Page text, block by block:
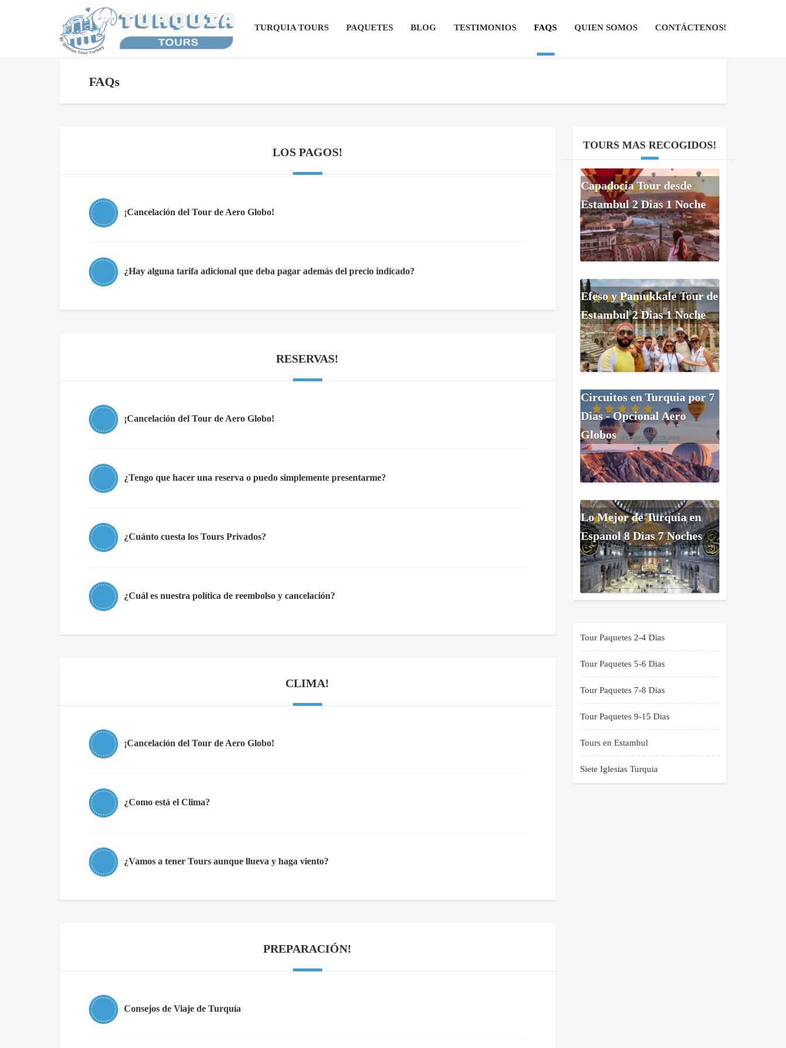
TURQUIA TOURS PAQUETES BLOG TESTIMONIOS FAQS QUIEN SOMOS CONTÁCTENOS!
FAQs
LOS PAGOS!
¡Cancelación del Tour de Aero Globo!
¿Hay alguna tarifa adicional que deba pagar además del precio indicado?
RESERVAS!
¡Cancelación del Tour de Aero Globo!
¿Tengo que hacer una reserva o puedo simplemente presentarme?
¿Cuánto cuesta los Tours Privados?
¿Cuál es nuestra política de reembolso y cancelación?
CLIMA!
¡Cancelación del Tour de Aero Globo!
¿Como está el Clima?
¿Vamos a tener Tours aunque llueva y haga viento?
PREPARACIÓN!
Consejos de Viaje de Turquía
TOURS MAS RECOGIDOS!
Capadocia Tour desde
Estambul 2 Dias 1 Noche
Efeso y Pamukkale Tour de
Estambul 2 Dias 1 Noche
Circuitos en Turquia por 7
Dias - Opcional Aero
Globos
Lo Mejor de Turquia en
Espanol 8 Dias 7 Noches
Tour Paquetes 2-4 Dias
Tour Paquetes 5-6 Dias
Tour Paquetes 7-8 Dias
Tour Paquetes 9-15 Dias
Tours en Estambul
Siete Iglesias Turquia